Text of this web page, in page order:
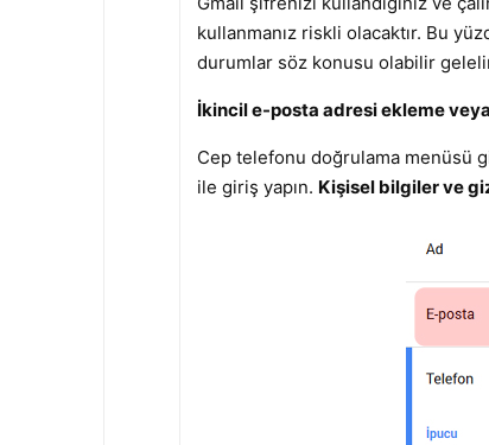
kullanmanız riskli olacaktır. Bu
durumlar söz konusu olabilir
İkincil e-posta adresi ekleme
Cep telefonu doğrulama menüsü
ile giriş yapın. Kişisel bilgiler ve